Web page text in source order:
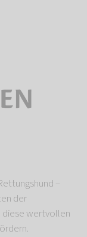
–
der
wertvollen